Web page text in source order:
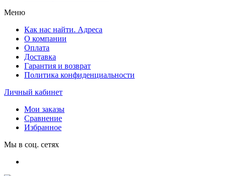
Меню
Как нас найти. Адреса
О компании
Оплата
Доставка
Гарантия и возврат
Политика конфиденциальности
Личный кабинет
Мои заказы
Сравнение
Избранное
Мы в соц. сетях